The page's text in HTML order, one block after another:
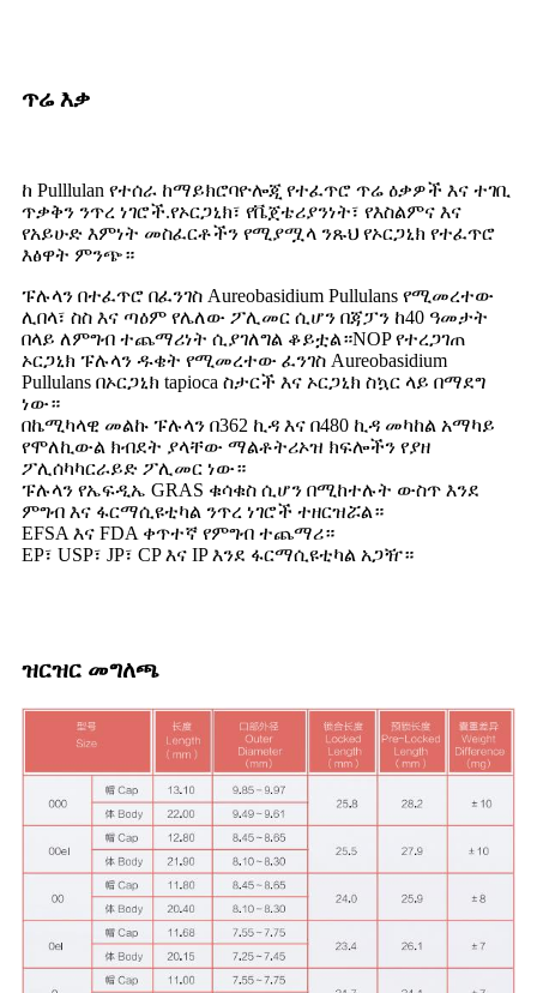
ጥሬ እቃ
ከ Pulllulan የተሰራ ከማይክሮባዮሎጂ የተፈጥሮ ጥሬ ዕቃዎች እና ተገቢ
ጥቃቅን ንጥረ ነገሮች.የኦርጋኒክ፣ የቬጀቴሪያንነት፣ የእስልምና እና
የአይሁድ እምነት መስፈርቶችን የሚያሟላ ንጹህ የኦርጋኒክ የተፈጥሮ
እፅዋት ምንጭ።
ፑሉላን በተፈጥሮ በፈንገስ Aureobasidium Pullulans የሚመረተው
ሊበላ፣ ስስ እና ጣዕም የሌለው ፖሊመር ሲሆን በጃፓን ከ40 ዓመታት
በላይ ለምግብ ተጨማሪነት ሲያገለግል ቆይቷል።NOP የተረጋገጠ
ኦርጋኒክ ፑሉላን ዱቄት የሚመረተው ፈንገስ Aureobasidium
Pullulans በኦርጋኒክ tapioca ስታርች እና ኦርጋኒክ ስኳር ላይ በማደግ
ነው።
በኬሚካላዊ መልኩ ፑሉላን በ362 ኪዳ እና በ480 ኪዳ መካከል አማካይ
የሞለኪውል ክብደት ያላቸው ማልቶትሪኦዝ ክፍሎችን የያዘ
ፖሊሰካካርራይድ ፖሊመር ነው።
ፑሉላን የኤፍዲኤ GRAS ቁሳቁስ ሲሆን በሚከተሉት ውስጥ እንደ
ምግብ እና ፋርማሲዩቲካል ንጥረ ነገሮች ተዘርዝሯል።
EFSA እና FDA ቀጥተኛ የምግብ ተጨማሪ።
EP፣ USP፣ JP፣ CP እና IP እንደ ፋርማሲዩቲካል አጋዥ።
ዝርዝር መግለጫ